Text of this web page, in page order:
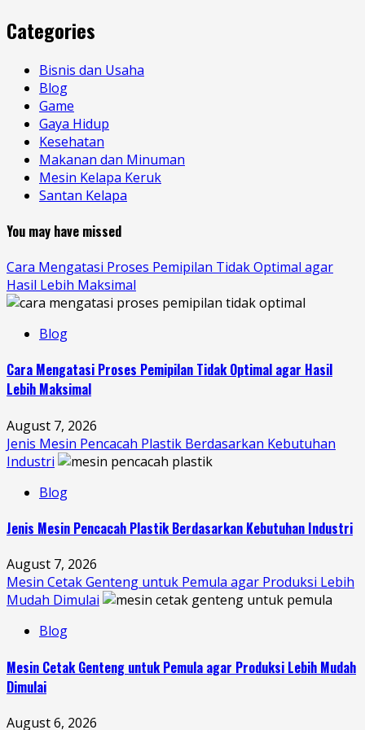
Categories
Bisnis dan Usaha
Blog
Game
Gaya Hidup
Kesehatan
Makanan dan Minuman
Mesin Kelapa Keruk
Santan Kelapa
You may have missed
Cara Mengatasi Proses Pemipilan Tidak Optimal agar
Hasil Lebih Maksimal
Blog
Cara Mengatasi Proses Pemipilan Tidak Optimal agar Hasil
Lebih Maksimal
August 7, 2026
Jenis Mesin Pencacah Plastik Berdasarkan Kebutuhan
Industri
Blog
Jenis Mesin Pencacah Plastik Berdasarkan Kebutuhan Industri
August 7, 2026
Mesin Cetak Genteng untuk Pemula agar Produksi Lebih
Mudah Dimulai
Blog
Mesin Cetak Genteng untuk Pemula agar Produksi Lebih Mudah
Dimulai
August 6, 2026